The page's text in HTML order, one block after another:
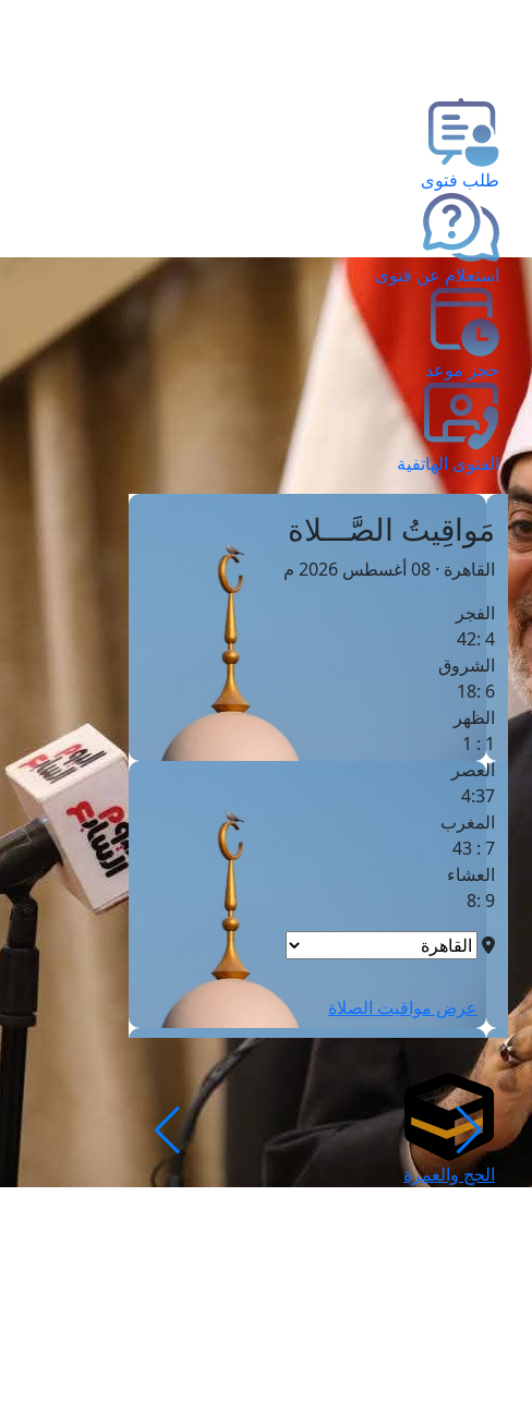
طلب فتوى
استعلام عن فتوى
حجز موعد
الفتوى الهاتفية
مَواقِيتُ الصَّـــلاة
القاهرة · 08 أغسطس 2026 م
الفجر
4 :42
الشروق
6 :18
الظهر
1 : 1
العصر
4:37
المغرب
7 : 43
العشاء
9 :8
عرض مواقيت الصلاة
الحج والعمرة